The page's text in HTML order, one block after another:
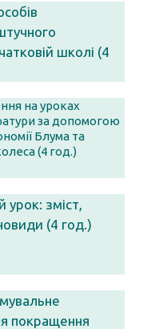
школі (4
на уроках
за допомогою
Блума та
(4 год.)
урок: зміст,
(4 год.)
покращення